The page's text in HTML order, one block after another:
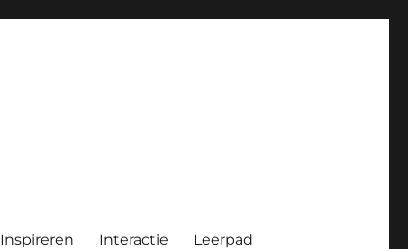
Inspireren Interactie Leerpad